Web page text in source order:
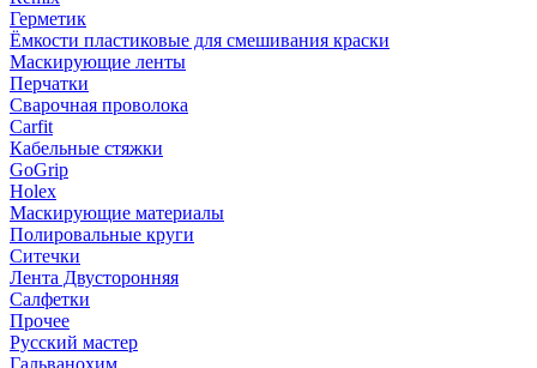
Герметик
Ёмкости пластиковые для смешивания краски
Маскирующие ленты
Перчатки
Сварочная проволока
Carfit
Кабельные стяжки
GoGrip
Holex
Маскирующие материалы
Полировальные круги
Ситечки
Лента Двусторонняя
Салфетки
Прочее
Русский мастер
Гальванохим